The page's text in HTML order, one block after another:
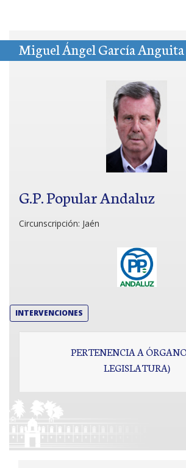
Miguel Ángel García Anguita
G.P. Popular Andaluz
Circunscripción: Jaén
INTERVENCIONES
PERTENENCIA A
LEGISLATURA)